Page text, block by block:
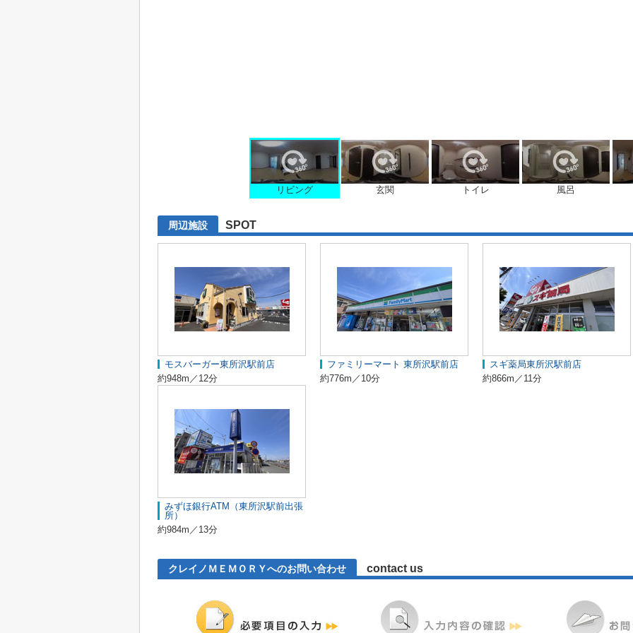
リビング 玄関 トイレ 風呂
周辺施設 SPOT
モスバーガー東所沢駅前店
約948m／12分
ファミリーマート 東所沢駅前店
約776m／10分
スギ薬局東所沢駅前店
約866m／11分
みずほ銀行ATM（東所沢駅前出張
所）
約984m／13分
クレイノＭＥＭＯＲＹへのお問い合わせ contact us